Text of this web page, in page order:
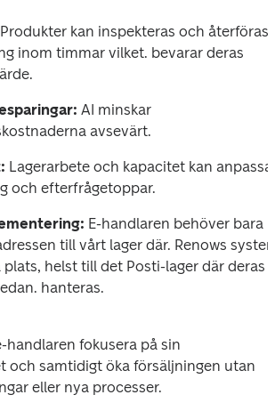
Produkter kan inspekteras och återföras
inom timmar vilket. bevarar deras
AI minskar
avsevärt.
Lagerarbete och kapacitet kan
och efterfrågetoppar.
E-handlaren behöver bara
till vårt lager där. Renows
plats, helst till det Posti-lager där deras
hanteras.
handlaren fokusera på sin
och samtidigt öka försäljningen utan
eller nya processer.